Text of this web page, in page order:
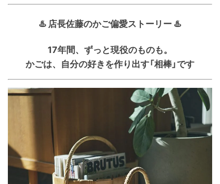
♨️ 店長佐藤のかご偏愛ストーリー ♨️
17年間、ずっと現役のものも。
かごは、自分の好きを作り出す「相棒」です